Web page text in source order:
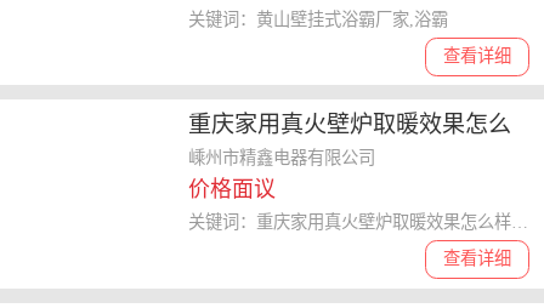
查看详细
关键词：黄山壁挂式浴霸厂家,浴霸
重庆家用真火壁炉取暖效果怎么
样 嵊州市精鑫电器供应
嵊州市精鑫电器有限公司
价格面议
查看详细